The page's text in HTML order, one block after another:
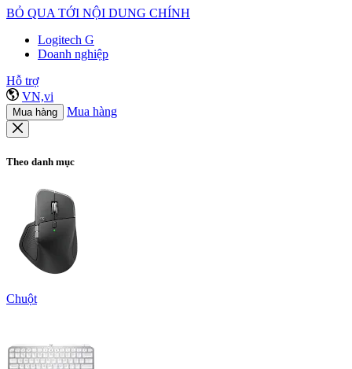
BỎ QUA TỚI NỘI DUNG CHÍNH
Logitech G
Doanh nghiệp
Hỗ trợ
VN,vi
Mua hàng Mua hàng
Theo danh mục
Chuột